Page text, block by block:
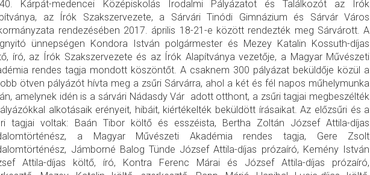
Kárpát-medencei Középiskolás Irodalmi Pályázatot és Találkozót az Írók
az Írók Szakszervezete, a Sárvári Tinódi Gimnázium és Sárvár Város
rendezésében 2017. április 18-21-e között rendezték meg Sárvárott. A
ünnepségen Kondora István polgármester és Mezey Katalin Kossuth-díjas
író, az Írók Szakszervezete és az Írók Alapítványa vezetője, a Magyar Művészeti
rendes tagja mondott köszöntőt. A csaknem 300 pályázat beküldője közül a
ötven pályázót hívta meg a zsűri Sárvárra, ahol a két és fél napos műhelymunka
amelynek idén is a sárvári Nádasdy Vár adott otthont, a zsűri tagjai megbeszélték
alkotásaik erényeit, hibáit, kiértékelték beküldött írásaikat. Az előzsűri és a
tagjai voltak: Baán Tibor költő és esszéista, Bertha Zoltán József Attila-díjas
a Magyar Művészeti Akadémia rendes tagja, Gere Zsolt
Jámborné Balog Tünde József Attila-díjas prózaíró, Kemény István
Attila-díjas költő, író, Kontra Ferenc Márai és József Attila-díjas prózaíró,